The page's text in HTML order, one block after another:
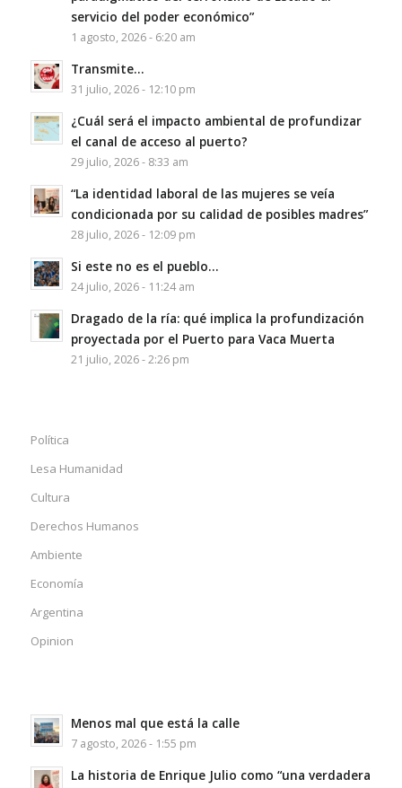
servicio del poder económico”
1 agosto, 2026 - 6:20 am
Transmite…
31 julio, 2026 - 12:10 pm
¿Cuál será el impacto ambiental de profundizar
el canal de acceso al puerto?
29 julio, 2026 - 8:33 am
“La identidad laboral de las mujeres se veía
condicionada por su calidad de posibles madres”
28 julio, 2026 - 12:09 pm
Si este no es el pueblo…
24 julio, 2026 - 11:24 am
Dragado de la ría: qué implica la profundización
proyectada por el Puerto para Vaca Muerta
21 julio, 2026 - 2:26 pm
Política
Lesa Humanidad
Cultura
Derechos Humanos
Ambiente
Economía
Argentina
Opinion
Menos mal que está la calle
7 agosto, 2026 - 1:55 pm
La historia de Enrique Julio como “una verdadera